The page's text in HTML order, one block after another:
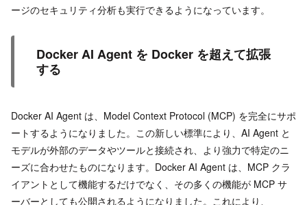
ージのセキュリティ分析も実行できるようになっています。
Docker AI Agent を Docker を超えて拡張
する
Docker AI Agent は、Model Context Protocol (MCP) を完全にサポ
ートするようになりました。この新しい標準により、AI Agent と
モデルが外部のデータやツールと接続され、より強力で特定のニ
ーズに合わせたものになります。Docker AI Agent は、MCP クラ
イアントとして機能するだけでなく、その多くの機能が MCP サ
ーバーとしても公開されるようになりました。これにより、